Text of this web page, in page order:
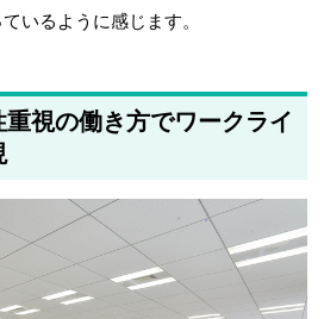
いるように感じます。
視の働き方でワークライ